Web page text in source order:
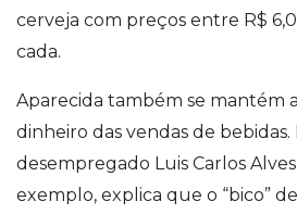
cerveja com preços entre R$
cada.
Aparecida também se mantém
dinheiro das vendas de bebidas.
desempregado Luis Carlos
exemplo, explica que o “bico”